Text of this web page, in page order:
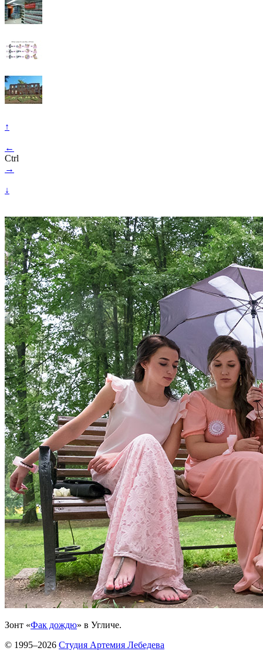
↑
←
Ctrl
→
↓
Зонт «Фак дождю» в Угличе.
© 1995–2026 Студия Артемия Лебедева